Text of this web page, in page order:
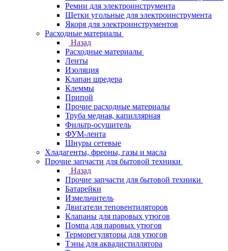
Ремни для электроинструмента
Щетки угольные для электроинструмента
Якоря для электроинструментов
Расходные материалы
Назад
Расходные материалы
Ленты
Изоляция
Клапан шредера
Клеммы
Припой
Прочие расходные материалы
Труба медная, капиллярная
Фильтр-осушитель
ФУМ-лента
Шнуры сетевые
Хладагенты, фреоны, газы и масла
Прочие запчасти для бытовой техники
Назад
Прочие запчасти для бытовой техники
Батарейки
Измельчитель
Двигатели теповентиляторов
Клапаны для паровых утюгов
Помпа для паровых утюгов
Терморегуляторы для утюгов
Тэны для аквадистиллятора